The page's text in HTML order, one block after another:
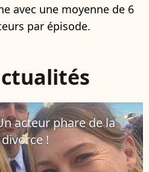
avec une moyenne de 6
par épisode.
acteur phare de la
!